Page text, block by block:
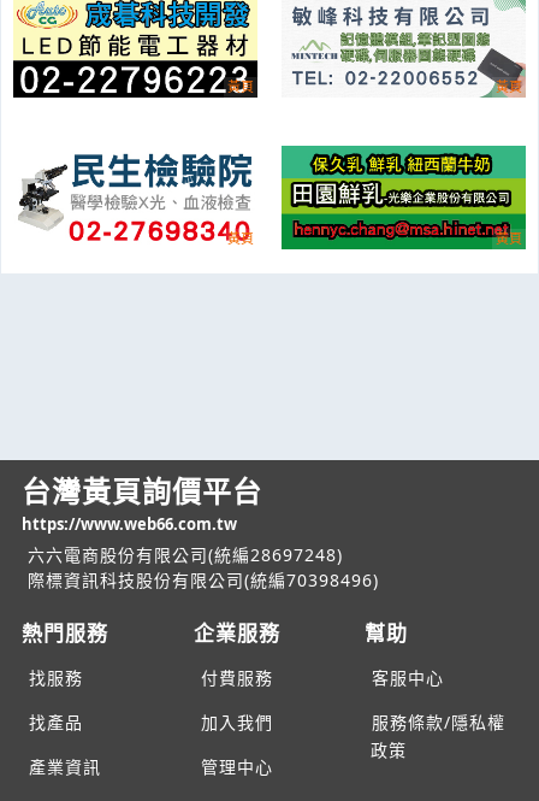
台灣黃頁詢價平台
https://www.web66.com.tw
六六電商股份有限公司(統編28697248)
際標資訊科技股份有限公司(統編70398496)
熱門服務
找服務
找產品
產業資訊
企業服務
付費服務
加入我們
管理中心
幫助
客服中心
服務條款/隱私權
政策